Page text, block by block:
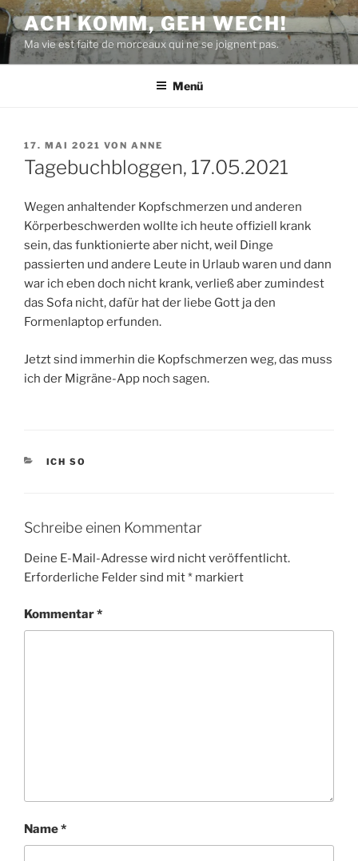
Zum
Inhalt
springen
ACH KOMM, GEH WECH!
Ma vie est faite de morceaux qui ne se joignent pas.
Menü
VERÖFFENTLICHT
AM
17. MAI 2021 VON ANNE
Tagebuchbloggen, 17.05.2021
Wegen anhaltender Kopfschmerzen und anderen
Körperbeschwerden wollte ich heute offiziell krank
sein, das funktionierte aber nicht, weil Dinge
passierten und andere Leute in Urlaub waren und dann
war ich eben doch nicht krank, verließ aber zumindest
das Sofa nicht, dafür hat der liebe Gott ja den
Formenlaptop erfunden.
Jetzt sind immerhin die Kopfschmerzen weg, das muss
ich der Migräne-App noch sagen.
KATEGORIEN
ICH SO
Schreibe einen Kommentar
Deine E-Mail-Adresse wird nicht veröffentlicht.
Erforderliche Felder sind mit* markiert
Kommentar*
Name*